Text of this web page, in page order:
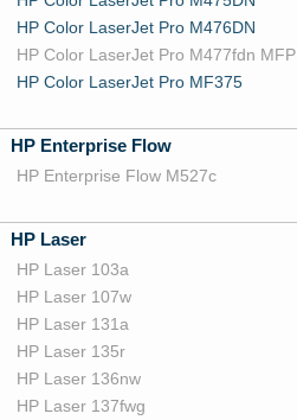
HP Color LaserJet Pro M476DN
HP Color LaserJet Pro M477fdn MFP
HP Color LaserJet Pro MF375
HP Enterprise Flow
HP Enterprise Flow M527c
HP Laser
HP Laser 103a
HP Laser 107w
HP Laser 131a
HP Laser 135r
HP Laser 136nw
HP Laser 137fwg